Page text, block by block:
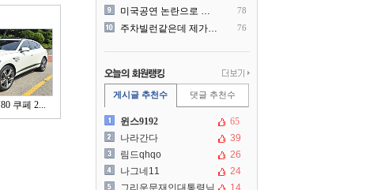
쿠페 2...
미국공연 논란으로 지금 다시.. 78
주차빌런같은데 제가 잘못한건.. 76
게시글 추천수 댓글 추천수
윈스9192
65
나라간다
39
림드qhqo
26
나그네11
24
그리운문재인대통령님
14